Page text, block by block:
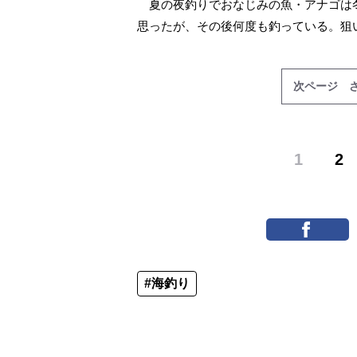
夏の夜釣りでおなじみの魚・アナゴは
思ったが、その後何度も釣っている。
次ページ
1 2
#海釣り